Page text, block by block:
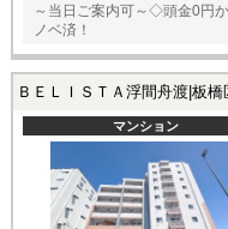
～当日ご案内可～◇頭金0円
ノベ済！
ＢＥＬＩＳＴＡ浮間舟渡|板
マンション